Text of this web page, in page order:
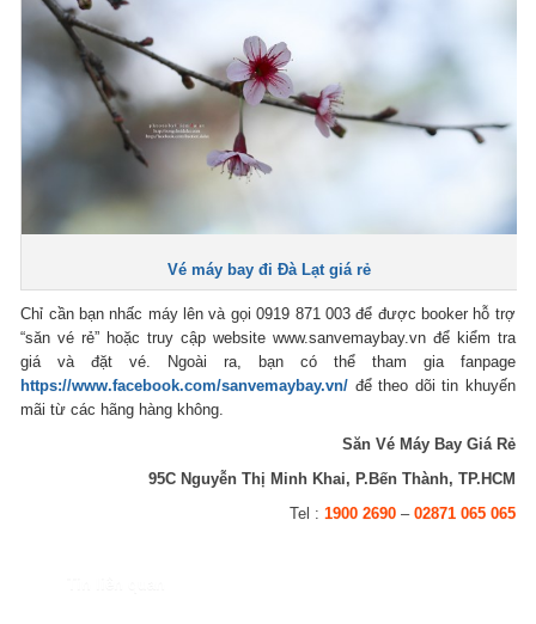
Vé máy bay đi Đà Lạt giá rẻ
Chỉ cần bạn nhấc máy lên và gọi 0919 871 003 để được booker hỗ trợ
“săn vé rẻ” hoặc truy cập website www.sanvemaybay.vn để kiểm tra
giá và đặt vé. Ngoài ra, bạn có thể tham gia fanpage
https://www.facebook.com/sanvemaybay.vn/ để theo dõi tin khuyến
mãi từ các hãng hàng không.
Săn Vé Máy Bay Giá Rẻ
95C Nguyễn Thị Minh Khai, P.Bến Thành, TP.HCM
Tel : 1900 2690– 02871 065 065